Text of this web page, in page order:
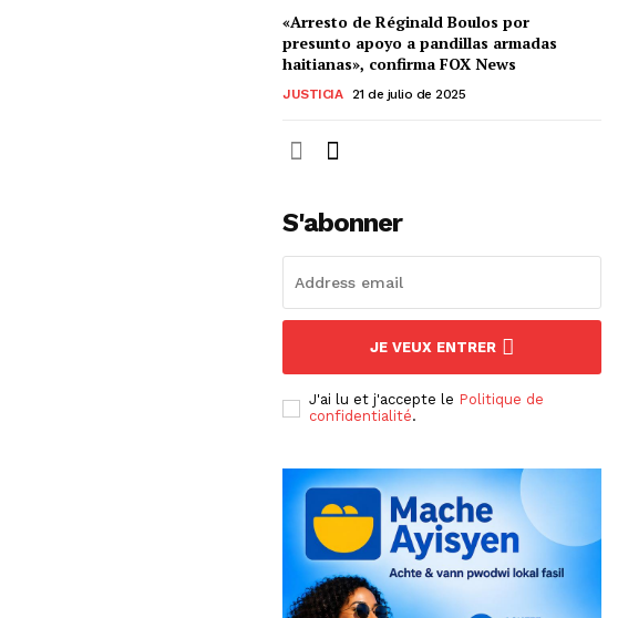
«Arresto de Réginald Boulos por
presunto apoyo a pandillas armadas
haitianas», confirma FOX News
JUSTICIA 21 de julio de 2025
S'abonner
JE VEUX ENTRER
J'ai lu et j'accepte le Politique de
confidentialité.